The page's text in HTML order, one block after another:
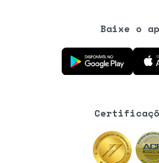
Baixe o
Baixe o aplicativo naBaixe